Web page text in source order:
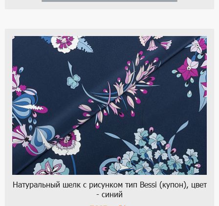
1 / 5
Натуральный шелк с рисунком тип Bessi (купон), цвет
- синий